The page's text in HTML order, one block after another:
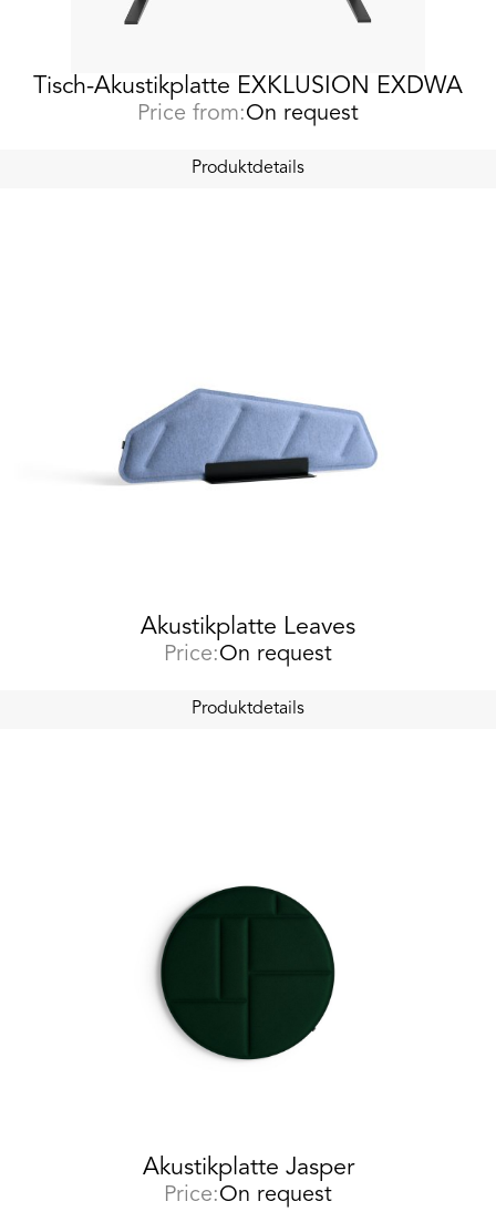
Tisch-Akustikplatte EXKLUSION EXDWA
Price from:On request
Produktdetails
Akustikplatte Leaves
Price:On request
Produktdetails
Akustikplatte Jasper
Price:On request